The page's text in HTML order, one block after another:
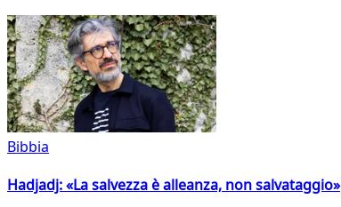
Bibbia
Hadjadj: «La salvezza è alleanza, non salvataggio»